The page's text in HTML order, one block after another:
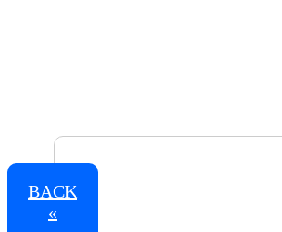
BACK
«